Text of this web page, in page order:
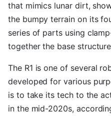
that mimics lunar dirt,
the bumpy terrain on its
series of parts using
together the base
The R1 is one of several
developed for various
is to take its tech to the
in the mid-2020s,